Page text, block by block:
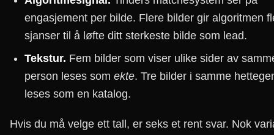
engasjement per bilde. Flere bilder gir algoritmen
sjanser til å løfte ditt sterkeste bilde som lead.
Tekstur. Fem bilder som viser ulike sider av
person leses som ekte. Tre bilder i samme
leses som en katalog.
Hvis du må velge ett tall, er seks et rent svar. Nok